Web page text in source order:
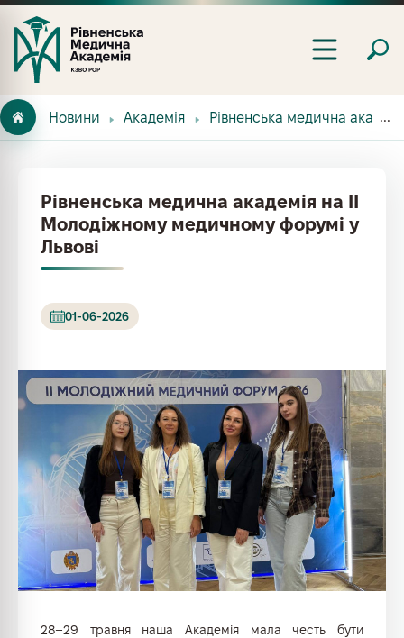
Новини Академія Рівненська медична
Рівненська медична академія на ІІ
Молодіжному медичному форумі у
Львові
01-06-2026
28–29 травня наша Академія мала честь бути